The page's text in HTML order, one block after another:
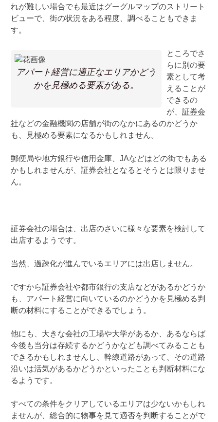
れが難しい場合でも最近はグーグルマップのストリート
ビューで、街の状況をある程度、調べることもできま
す。
アパート経営に適正なエリアかどう
かを見極める要素がある。
ところでさ
らに別の要
素として考
えることが
できるの
が、 証券会
社などの金融機関の店舗が街のなかにあるのかどうか
も、見極める要素になるかもしれません。
郵便局や地方銀行や信用金庫、JAなどはどの街でもある
かもしれませんが、証券会社となるとそうとは限りませ
ん。
証券会社の場合は、出店のさいに様々な要素を検討して
出店するようです。
当然、過疎化が進んでいるエリアには出店しません。
ですから証券会社や都市銀行の支店などがあるかどうか
も、アパート経営に向いているのかどうかを見極める判
断の材料にすることができるでしょう。
他にも、大きな会社の工場や大学があるか、あるならば
今後も当分は存続するかどうかなども調べてみることも
できるかもしれませんし、幹線道路があって、その道路
沿いは活気があるかどうかといったことも判断材料にな
るようです。
すべての条件をクリアしているエリアは少ないかもしれ
ませんが、総合的に物事を見て適否を判断することがで